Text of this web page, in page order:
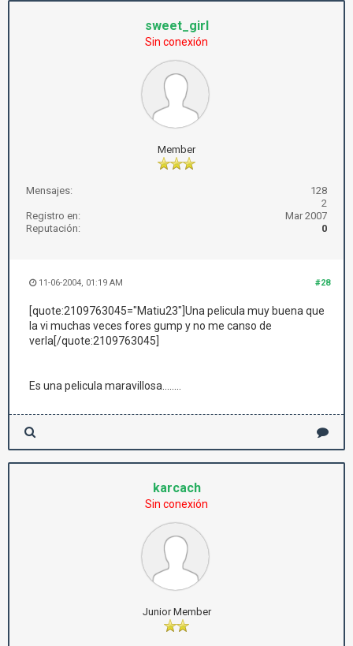
sweet_girl
Sin conexión
Member
Mensajes:
128
2
Registro en:
Mar 2007
Reputación:
0
#28
11-06-2004, 01:19 AM
[quote:2109763045="Matiu23"]Una pelicula muy buena que
la vi muchas veces fores gump y no me canso de
verla[/quote:2109763045]
Es una pelicula maravillosa........
karcach
Sin conexión
Junior Member